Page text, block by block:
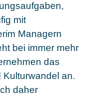
mit
Managern
bei immer mehr
das
an.
daher